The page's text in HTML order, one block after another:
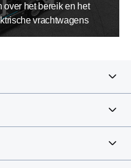
over het bereik en het
vrachtwagens